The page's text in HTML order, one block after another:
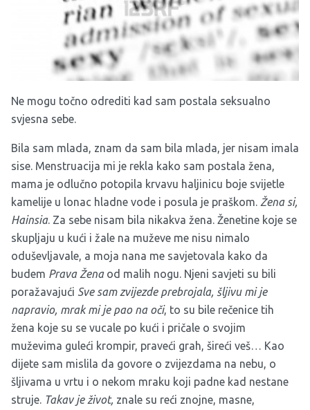
Ne mogu točno odrediti kad sam postala seksualno
svjesna sebe.
Bila sam mlada, znam da sam bila mlada, jer nisam imala
sise. Menstruacija mi je rekla kako sam postala žena,
mama je odlučno potopila krvavu haljinicu boje svijetle
kamelije u lonac hladne vode i posula je praškom. Žena si,
Hainsia. Za sebe nisam bila nikakva žena. Ženetine koje se
skupljaju u kući i žale na muževe me nisu nimalo
oduševljavale, a moja nana me savjetovala kako da
budem Prava Ženaod malih nogu. Njeni savjeti su bili
poražavajući Sve sam zvijezde prebrojala, šljivu mi je
napravio, mrak mi je pao na oči, to su bile rečenice tih
žena koje su se vucale po kući i pričale o svojim
muževima guleći krompir, praveći grah, šireći veš… Kao
dijete sam mislila da govore o zvijezdama na nebu, o
šljivama u vrtu i o nekom mraku koji padne kad nestane
struje. Takav je život, znale su reći znojne, masne,